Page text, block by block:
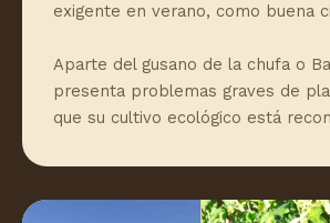
exigente en verano, como buena
Aparte del gusano de la chufa o
presenta problemas graves de
que su cultivo ecológico está